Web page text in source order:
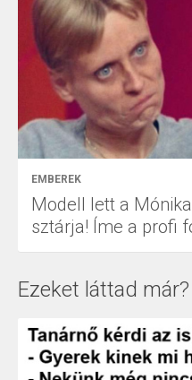
EMBEREK
Modell lett a
sztárja! Íme a profi
Ezeket láttad már?